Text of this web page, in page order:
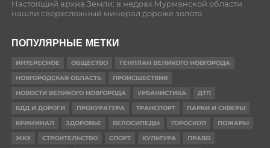
Настоящий архив Земли: в недрах Мурманской области
нашли сверхсложный минерал дороже золота
ПОПУЛЯРНЫЕ МЕТКИ
ИНТЕРЕСНОЕ ОБЩЕСТВО
ГЕНПЛАН ВЕЛИКОГО НОВГОРОДА
НОВГОРОДСКАЯ ОБЛАСТЬ
ПРОИСШЕСТВИЯ
НОВОСТИ ВЕЛИКОГО НОВГОРОДА
УРБАНИСТИКА
ДТП
БДД И ДОРОГИ
ПРОКУРАТУРА ТРАНСПОРТ
ПАРКИ И СКВЕРЫ
КРИМИНАЛ
ЗДОРОВЬЕ ВЕЛОСИПЕДЫ ГОРОСКОП
ПОЖАРЫ
ЖКХ
СТРОИТЕЛЬСТВО СПОРТ КУЛЬТУРА
ПРАВО